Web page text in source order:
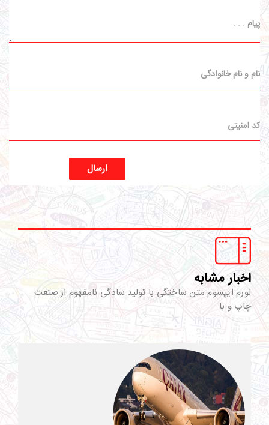
ارسال
اخبار مشابه
لورم ایپسوم متن ساختگی با تولید سادگی نامفهوم از صنعت
چاپ و با